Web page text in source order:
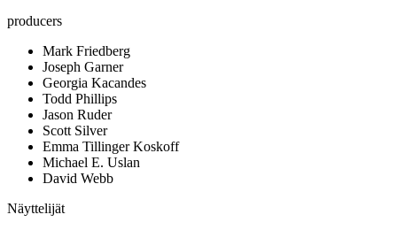
producers
Mark Friedberg
Joseph Garner
Georgia Kacandes
Todd Phillips
Jason Ruder
Scott Silver
Emma Tillinger Koskoff
Michael E. Uslan
David Webb
Näyttelijät